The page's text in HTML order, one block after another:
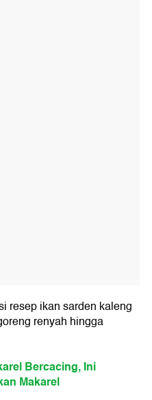
resep ikan sarden kaleng
renyah hingga
Bercacing, Ini
Makarel